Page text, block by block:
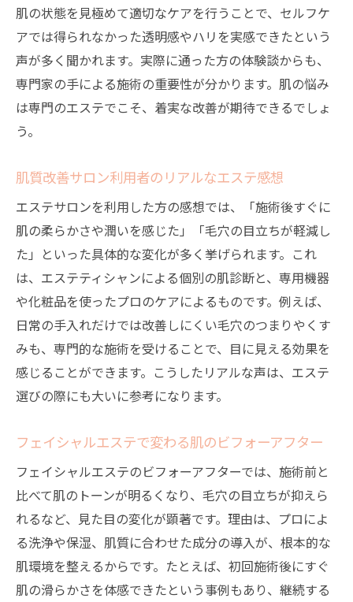
肌の状態を見極めて適切なケアを行うことで、セルフケ
アでは得られなかった透明感やハリを実感できたという
声が多く聞かれます。実際に通った方の体験談からも、
専門家の手による施術の重要性が分かります。肌の悩み
は専門のエステでこそ、着実な改善が期待できるでしょ
う。
肌質改善サロン利用者のリアルなエステ感想
エステサロンを利用した方の感想では、「施術後すぐに
肌の柔らかさや潤いを感じた」「毛穴の目立ちが軽減し
た」といった具体的な変化が多く挙げられます。これ
は、エステティシャンによる個別の肌診断と、専用機器
や化粧品を使ったプロのケアによるものです。例えば、
日常の手入れだけでは改善しにくい毛穴のつまりやくす
みも、専門的な施術を受けることで、目に見える効果を
感じることができます。こうしたリアルな声は、エステ
選びの際にも大いに参考になります。
フェイシャルエステで変わる肌のビフォーアフター
フェイシャルエステのビフォーアフターでは、施術前と
比べて肌のトーンが明るくなり、毛穴の目立ちが抑えら
れるなど、見た目の変化が顕著です。理由は、プロによ
る洗浄や保湿、肌質に合わせた成分の導入が、根本的な
肌環境を整えるからです。たとえば、初回施術後にすぐ
肌の滑らかさを体感できたという事例もあり、継続する